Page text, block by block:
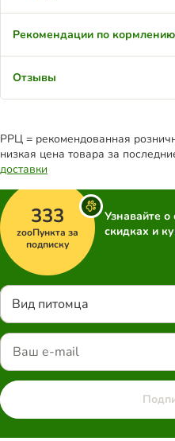
Рекомендации по кормлению
Отзывы
РРЦ = рекомендованная
низкая цена товара за
доставки
333
zooПункта за
подписку
Узнавайте
скидках и
Вид питомца